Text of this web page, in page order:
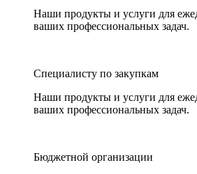
Наши продукты и услуги для
ваших профессиональных задач.
Специалисту по закупкам
Наши продукты и услуги для
ваших профессиональных задач.
Бюджетной организации